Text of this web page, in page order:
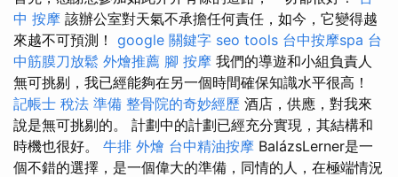
中 按摩 該辦公室對天氣不承擔任何責任，如今，它變得越
來越不可預測！ google 關鍵字 seo tools 台中按摩spa 台
中筋膜刀放鬆 外燴推薦 腳 按摩 我們的導遊和小組負責人
無可挑剔，我已經能夠在另一個時間確保知識水平很高！
記帳士 稅法 準備 整骨院的奇妙經歷 酒店，供應，對我來
說是無可挑剔的。 計劃中的計劃已經充分實現，其結構和
時機也很好。 牛排 外燴 台中精油按摩 BalázsLerner是一
個不錯的選擇，是一個偉大的準備，同情的人，在極端情況